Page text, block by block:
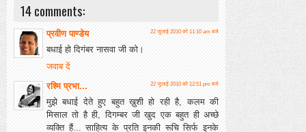
14 comments:
प्रवीण पाण्डेय 22 जुलाई 2010 को 11:10 am बजे
बधाई हो दिगंबर नासवा जी को।
जवाब दें
रश्मि प्रभा...
22 जुलाई 2010 को 12:51 pm बजे
मुझे बधाई देते हुए बहुत ख़ुशी हो रही है, कलम की
मिसाल तो है ही, दिगम्बर जी खुद एक बहुत ही अच्छे
व्यक्ति हैं... साहित्य के प्रति इनकी रूचि सिर्फ इनके